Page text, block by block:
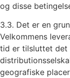
og disse
3.3. Det er en
Velkommens
tid er tilsluttet det
geografiske